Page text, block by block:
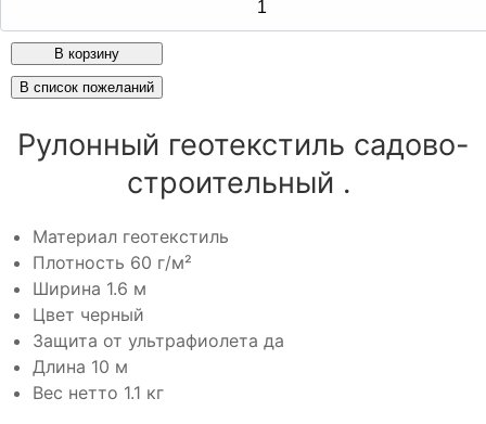
Рулонный геотекстиль садово-
строительный .
Материал геотекстиль
Плотность 60 г/м²
Ширина 1.6 м
Цвет черный
Защита от ультрафиолета да
Длина 10 м
Вес нетто 1.1 кг